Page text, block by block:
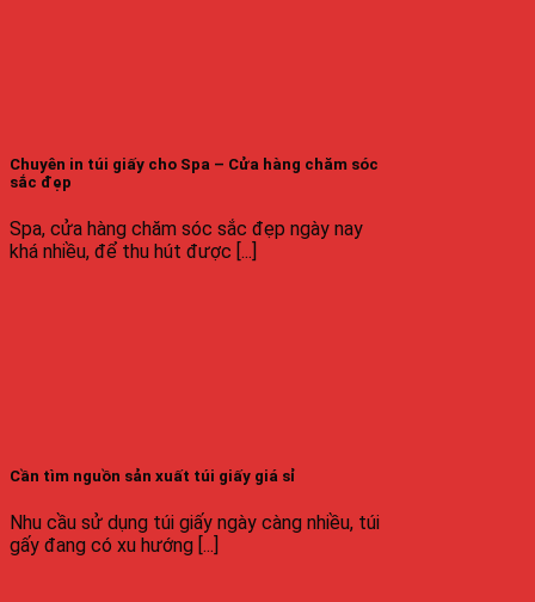
Chuyên in túi giấy cho Spa – Cửa hàng chăm sóc
sắc đẹp
Spa, cửa hàng chăm sóc sắc đẹp ngày nay
khá nhiều, để thu hút được [...]
Cần tìm nguồn sản xuất túi giấy giá sỉ
Nhu cầu sử dụng túi giấy ngày càng nhiều, túi
gấy đang có xu hướng [...]